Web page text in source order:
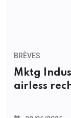
BRÈVES
Mktg
airless